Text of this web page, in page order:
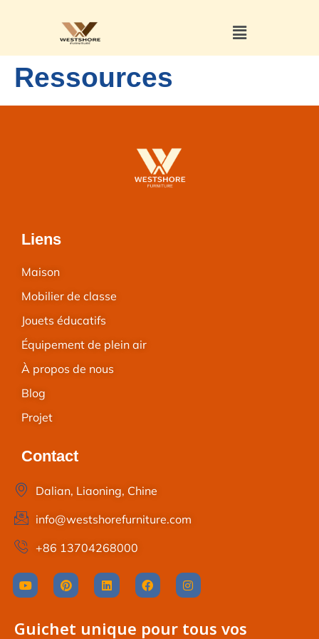
Ressources
Liens
Maison
Mobilier de classe
Jouets éducatifs
Équipement de plein air
À propos de nous
Blog
Projet
Contact
Dalian, Liaoning, Chine
info@westshorefurniture.com
+86 13704268000
Guichet unique pour tous vos